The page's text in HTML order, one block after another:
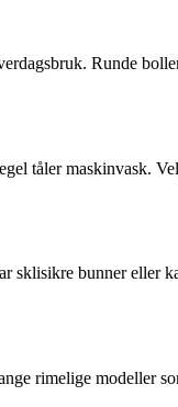
Runde
tåler maskinvask.
sklisikre bunner eller
rimelige modeller